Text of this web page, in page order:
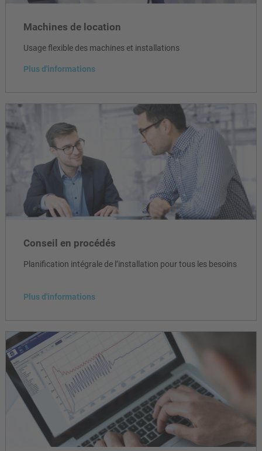
Machines de location
Usage flexible des machines et installations
Plus d'informations
Conseil en procédés
Planification intégrale de l’installation pour tous les besoins
Plus d'informations